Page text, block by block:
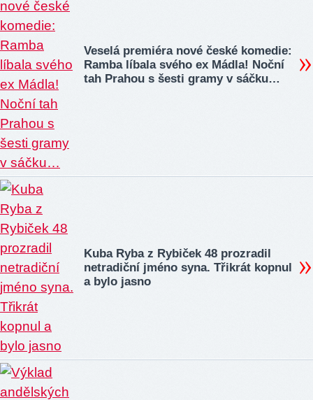
Veselá premiéra nové české komedie:
Ramba líbala svého ex Mádla! Noční
tah Prahou s šesti gramy v sáčku…
Kuba Ryba z Rybiček 48 prozradil
netradiční jméno syna. Třikrát kopnul
a bylo jasno